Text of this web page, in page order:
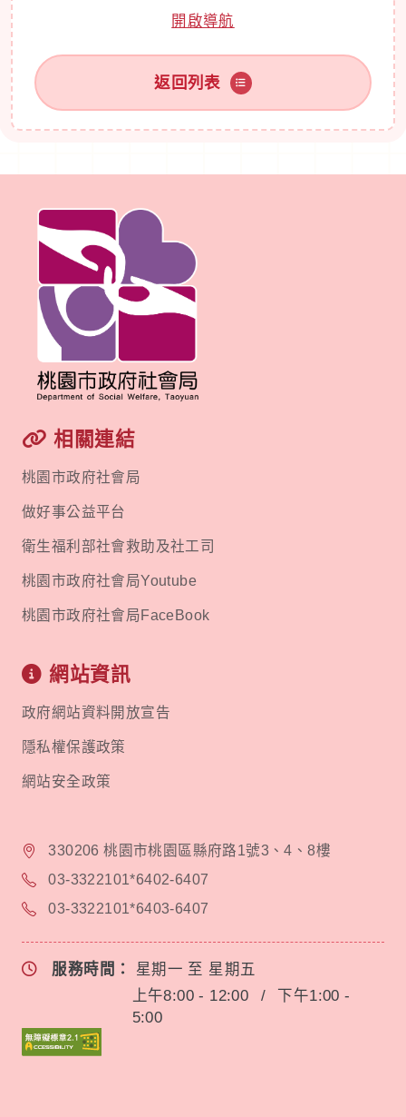
開啟導航
返回列表
相關連結
桃園市政府社會局
做好事公益平台
衛生福利部社會救助及社工司
桃園市政府社會局Youtube
桃園市政府社會局FaceBook
網站資訊
政府網站資料開放宣告
隱私權保護政策
網站安全政策
330206 桃園市桃園區縣府路1號3、4、8樓
03-3322101*6402-6407
03-3322101*6403-6407
服務時間： 星期一 至 星期五
上午8:00 - 12:00
/
下午1:00 -
5:00